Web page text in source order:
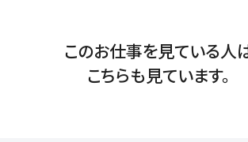
このお仕事を見ている人
こちらも見ています。